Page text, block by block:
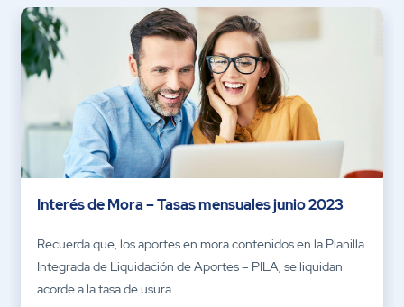
Interés de Mora – Tasas mensuales junio 2023
Recuerda que, los aportes en mora contenidos en la Planilla
Integrada de Liquidación de Aportes – PILA, se liquidan
acorde a la tasa de usura...